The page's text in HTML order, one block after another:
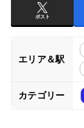
ポスト
エリア＆駅
カテゴリー